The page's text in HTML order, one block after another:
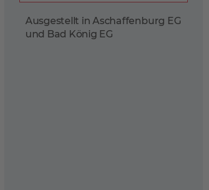
Ausgestellt in Aschaffenburg EG
und Bad König EG